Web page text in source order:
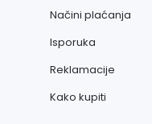
Načini plaćanja
Isporuka
Reklamacije
Kako kupiti